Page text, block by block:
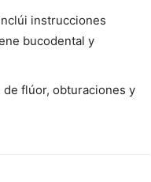
instrucciones
bucodental y
flúor, obturaciones y